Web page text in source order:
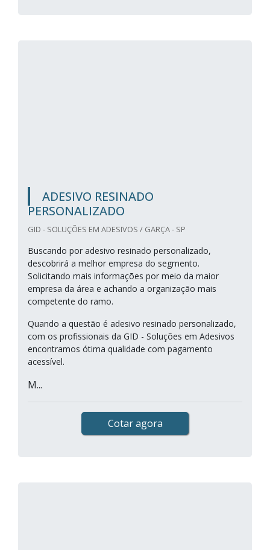
ADESIVO RESINADO
PERSONALIZADO
GID - SOLUÇÕES EM ADESIVOS / GARÇA - SP
Buscando por adesivo resinado personalizado,
descobrirá a melhor empresa do segmento.
Solicitando mais informações por meio da maior
empresa da área e achando a organização mais
competente do ramo.
Quando a questão é adesivo resinado personalizado,
com os profissionais da GID - Soluções em Adesivos
encontramos ótima qualidade com pagamento
acessível.
M...
Cotar agora